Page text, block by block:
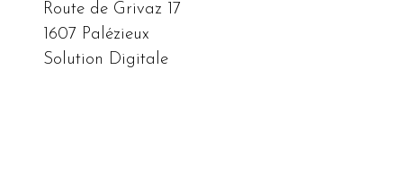
Route de Grivaz 17
1607 Palézieux
Solution Digitale